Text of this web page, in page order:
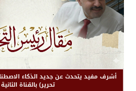
أشرف مفيد يتحدث عن جديد الذكاء
تحرير) بالقناة الثانية